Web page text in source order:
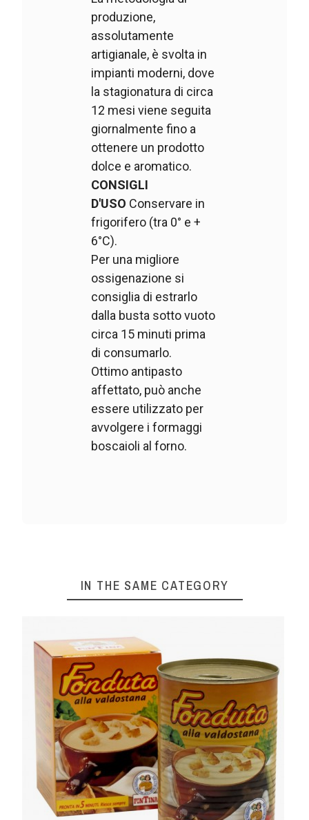
produzione,
assolutamente
artigianale, è svolta in
impianti moderni, dove
la stagionatura di circa
12 mesi viene seguita
giornalmente fino a
ottenere un prodotto
dolce e aromatico.
CONSIGLI
D'USO Conservare in
frigorifero (tra 0° e +
6°C).
Per una migliore
ossigenazione si
consiglia di estrarlo
dalla busta sotto vuoto
circa 15 minuti prima
di consumarlo.
Ottimo antipasto
affettato, può anche
essere utilizzato per
avvolgere i formaggi
boscaioli al forno.
IN THE SAME CATEGORY